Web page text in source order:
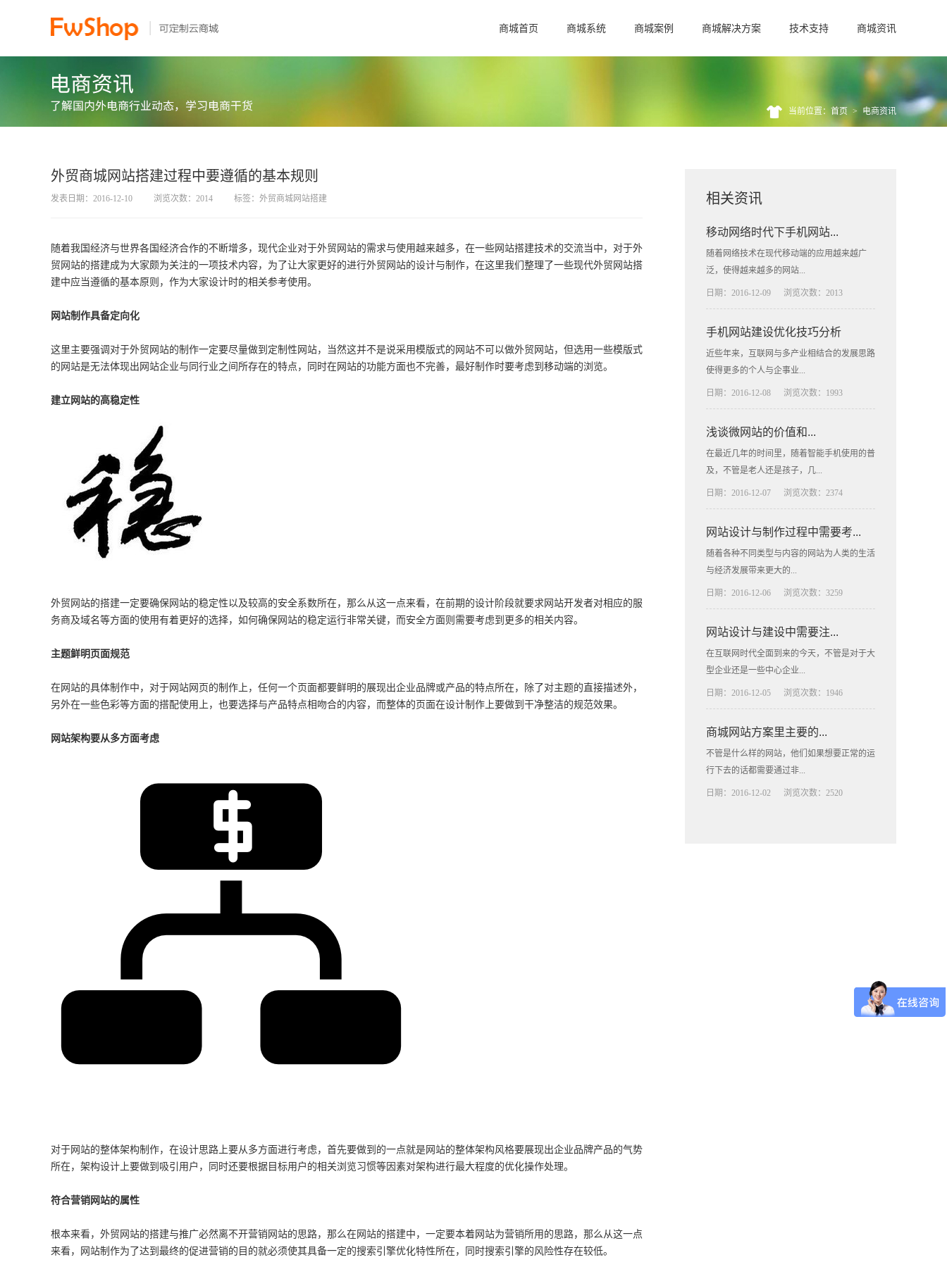
商城首页 商城系统 商城案例 商城解决方案 技术支持 商城资讯
当前位置：首页 > 电商资讯
外贸商城网站搭建过程中要遵循的基本规则
发表日期：2016-12-10 浏览次数：2014 标签：外贸商城网站搭建
随着我国经济与世界各国经济合作的不断增多，现代企业对于外贸网站的需求与使用越来越多，在一些网站搭建技术的交流当中，对于外
贸网站的搭建成为大家颇为关注的一项技术内容，为了让大家更好的进行外贸网站的设计与制作，在这里我们整理了一些现代外贸网站搭
建中应当遵循的基本原则，作为大家设计时的相关参考使用。
网站制作具备定向化
这里主要强调对于外贸网站的制作一定要尽量做到定制性网站，当然这并不是说采用模版式的网站不可以做外贸网站，但选用一些模版式
的网站是无法体现出网站企业与同行业之间所存在的特点，同时在网站的功能方面也不完善，最好制作时要考虑到移动端的浏览。
建立网站的高稳定性
外贸网站的搭建一定要确保网站的稳定性以及较高的安全系数所在，那么从这一点来看，在前期的设计阶段就要求网站开发者对相应的服
务商及域名等方面的使用有着更好的选择，如何确保网站的稳定运行非常关键，而安全方面则需要考虑到更多的相关内容。
主题鲜明页面规范
在网站的具体制作中，对于网站网页的制作上，任何一个页面都要鲜明的展现出企业品牌或产品的特点所在，除了对主题的直接描述外，
另外在一些色彩等方面的搭配使用上，也要选择与产品特点相吻合的内容，而整体的页面在设计制作上要做到干净整洁的规范效果。
网站架构要从多方面考虑
对于网站的整体架构制作，在设计思路上要从多方面进行考虑，首先要做到的一点就是网站的整体架构风格要展现出企业品牌产品的气势
所在，架构设计上要做到吸引用户，同时还要根据目标用户的相关浏览习惯等因素对架构进行最大程度的优化操作处理。
符合营销网站的属性
根本来看，外贸网站的搭建与推广必然离不开营销网站的思路，那么在网站的搭建中，一定要本着网站为营销所用的思路，那么从这一点
来看，网站制作为了达到最终的促进营销的目的就必须使其具备一定的搜索引擎优化特性所在，同时搜索引擎的风险性存在较低。
相关资讯
移动网络时代下手机网站...
随着网络技术在现代移动端的应用越来越广
泛，使得越来越多的网站...
日期：2016-12-09 浏览次数：2013
手机网站建设优化技巧分析
近些年来，互联网与多产业相结合的发展思路
使得更多的个人与企事业...
日期：2016-12-08 浏览次数：1993
浅谈微网站的价值和...
在最近几年的时间里，随着智能手机使用的普
及，不管是老人还是孩子，几...
日期：2016-12-07 浏览次数：2374
网站设计与制作过程中需要考...
随着各种不同类型与内容的网站为人类的生活
与经济发展带来更大的...
日期：2016-12-06 浏览次数：3259
网站设计与建设中需要注...
在互联网时代全面到来的今天，不管是对于大
型企业还是一些中心企业...
日期：2016-12-05 浏览次数：1946
商城网站方案里主要的...
不管是什么样的网站，他们如果想要正常的运
行下去的话都需要通过非...
日期：2016-12-02 浏览次数：2520